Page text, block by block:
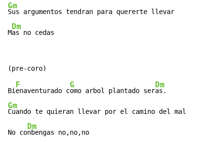
Gm
Sus argumentos tendran para quererte llevar
M
Dm
as no cedas
Bi
F
enaventurado c
G
omo arbol plantado ser
Dm
Gm
Cuando te quieran llevar por el camino del mal
No co
Dm